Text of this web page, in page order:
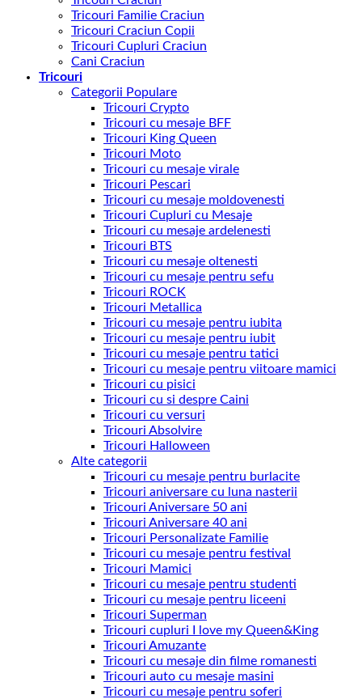
Tricouri Familie Craciun
Tricouri Craciun Copii
Tricouri Cupluri Craciun
Cani Craciun
Tricouri
Categorii Populare
Tricouri Crypto
Tricouri cu mesaje BFF
Tricouri King Queen
Tricouri Moto
Tricouri cu mesaje virale
Tricouri Pescari
Tricouri cu mesaje moldovenesti
Tricouri Cupluri cu Mesaje
Tricouri cu mesaje ardelenesti
Tricouri BTS
Tricouri cu mesaje oltenesti
Tricouri cu mesaje pentru sefu
Tricouri ROCK
Tricouri Metallica
Tricouri cu mesaje pentru iubita
Tricouri cu mesaje pentru iubit
Tricouri cu mesaje pentru tatici
Tricouri cu mesaje pentru viitoare mamici
Tricouri cu pisici
Tricouri cu si despre Caini
Tricouri cu versuri
Tricouri Absolvire
Tricouri Halloween
Alte categorii
Tricouri cu mesaje pentru burlacite
Tricouri aniversare cu luna nasterii
Tricouri Aniversare 50 ani
Tricouri Aniversare 40 ani
Tricouri Personalizate Familie
Tricouri cu mesaje pentru festival
Tricouri Mamici
Tricouri cu mesaje pentru studenti
Tricouri cu mesaje pentru liceeni
Tricouri Superman
Tricouri cupluri I love my Queen&King
Tricouri Amuzante
Tricouri cu mesaje din filme romanesti
Tricouri auto cu mesaje masini
Tricouri cu mesaje pentru soferi